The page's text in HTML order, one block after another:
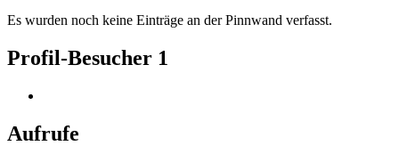
Es wurden noch keine Einträge an der Pinnwand verfasst.
Profil-Besucher 1
Aufrufe